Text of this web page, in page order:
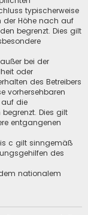
typischerweise
der Höhe nach auf
begrenzt. Dies gilt
bei der
oder
des Betreibers
vorhersehbaren
die
Dies gilt
entgangenen
c gilt sinngemäß
des
nationalem